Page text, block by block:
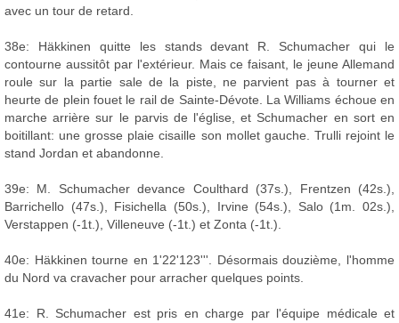
avec un tour de retard.
38e: Häkkinen quitte les stands devant R. Schumacher qui le
contourne aussitôt par l'extérieur. Mais ce faisant, le jeune Allemand
roule sur la partie sale de la piste, ne parvient pas à tourner et
heurte de plein fouet le rail de Sainte-Dévote. La Williams échoue en
marche arrière sur le parvis de l'église, et Schumacher en sort en
boitillant: une grosse plaie cisaille son mollet gauche. Trulli rejoint le
stand Jordan et abandonne.
39e: M. Schumacher devance Coulthard (37s.), Frentzen (42s.),
Barrichello (47s.), Fisichella (50s.), Irvine (54s.), Salo (1m. 02s.),
Verstappen (-1t.), Villeneuve (-1t.) et Zonta (-1t.).
40e: Häkkinen tourne en 1'22'123'''. Désormais douzième, l'homme
du Nord va cravacher pour arracher quelques points.
41e: R. Schumacher est pris en charge par l'équipe médicale et